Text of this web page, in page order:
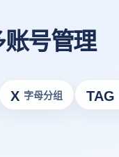
号管理
X 字母分组 TAG